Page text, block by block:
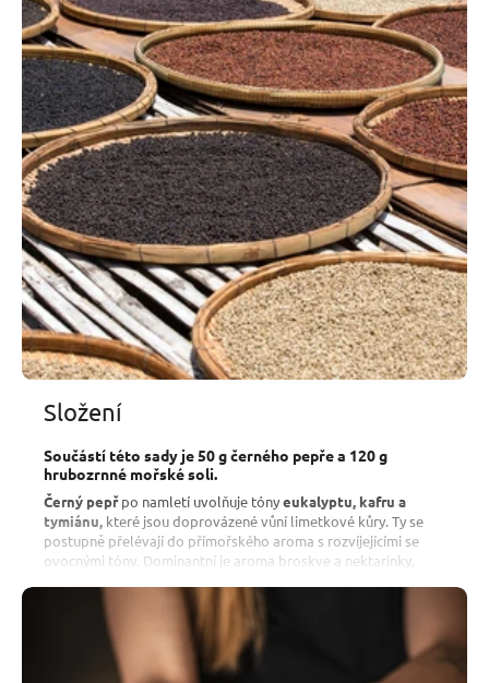
Složení
Součástí této sady je 50 g černého pepře a 120 g
hrubozrnné mořské soli.
Černý pepřpo namletí uvolňuje tónyeukalyptu, kafru a
tymiánu, které jsou doprovázené vůní limetkové kůry. Ty se
postupně přelévají do přímořského aroma s rozvíjejícími se
ovocnými tóny. Dominantní je aroma broskve a nektarinky,
horské půdy plné minerálů.
Dále k sadě dostanete 120 g
hrubozrnné mořské soli ze
samého srdce provincie Kampot
. Ta dosahuje výjimečných
vlastností zejména díky šetrnému a